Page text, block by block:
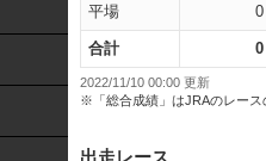
平場 0
合計 0
2022/11/10 00:00 更新
※「総合成績」はJRAのレース
出走レース